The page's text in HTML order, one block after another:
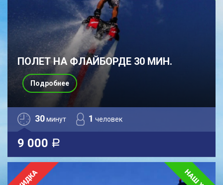
ПОЛЕТ НА ФЛАЙБОРДЕ 30 МИН.
30минут 1 человек
9 000 a
Подробнее